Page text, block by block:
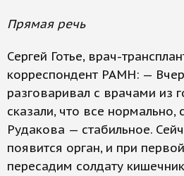
Прямая речь
Сергей Готье, врач-
корреспондент РАМН: —
разговаривал с врачами из
сказали, что все нормально,
Рудакова — стабильное.
появится орган, и при
пересадим солдату